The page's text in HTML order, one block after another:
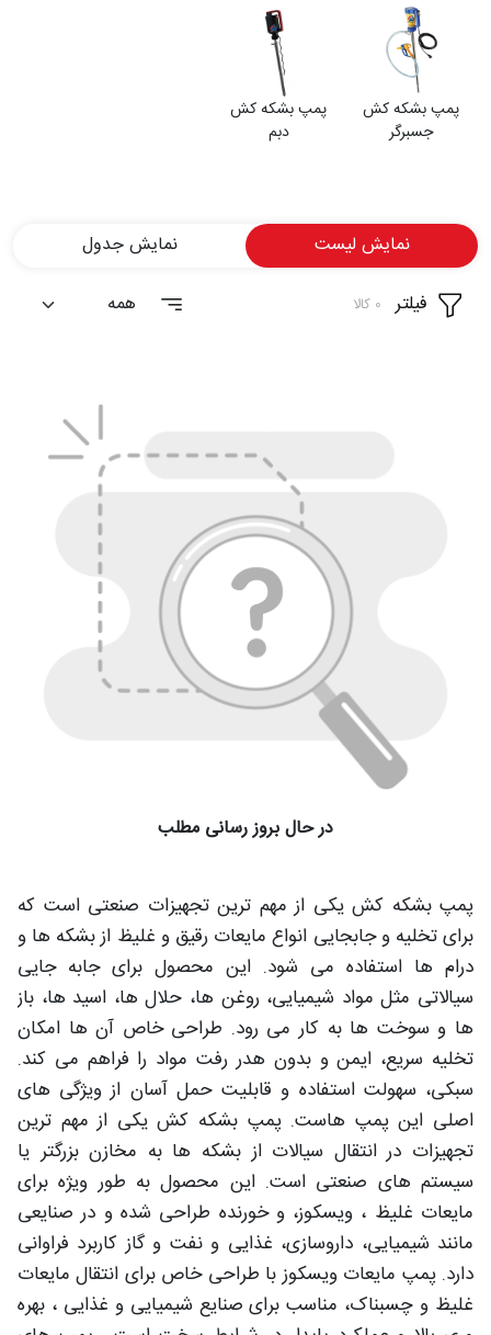
شغلی
تماس
با ما
پمپ بشکه کش
جسبرگر
پمپ بشکه کش
دبم
نمایش لیست
نمایش جدول
فیلتر
0 کالا
در حال بروز رسانی مطلب
پمپ بشکه کش یکی از مهم ترین تجهیزات صنعتی است که
برای تخلیه و جابجایی انواع مایعات رقیق و غلیظ از بشکه ها و
درام ها استفاده می شود. این محصول برای جابه جایی
سیالاتی مثل مواد شیمیایی، روغن ها، حلال ها، اسید ها، باز
ها و سوخت ها به کار می رود. طراحی خاص آن ها امکان
تخلیه سریع، ایمن و بدون هدر رفت مواد را فراهم می کند.
سبکی، سهولت استفاده و قابلیت حمل آسان از ویژگی های
اصلی این پمپ هاست. پمپ بشکه کش یکی از مهم ترین
تجهیزات در انتقال سیالات از بشکه ها به مخازن بزرگتر یا
سیستم های صنعتی است. این محصول به طور ویژه برای
مایعات غلیظ ، ویسکوز، و خورنده طراحی شده و در صنایعی
مانند شیمیایی، داروسازی، غذایی و نفت و گاز کاربرد فراوانی
دارد. پمپ مایعات ویسکوز با طراحی خاص برای انتقال مایعات
غلیظ و چسبناک، مناسب برای صنایع شیمیایی و غذایی ، بهره